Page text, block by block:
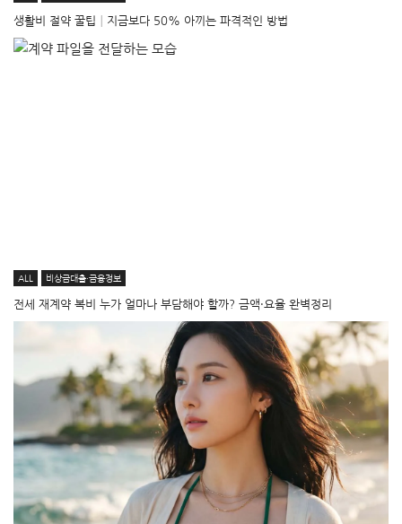
생활비 절약 꿀팁│지금보다 50% 아끼는 파격적인 방법
ALL 비상금대출·금융정보
전세 재계약 복비 누가 얼마나 부담해야 할까? 금액·요율 완벽정리